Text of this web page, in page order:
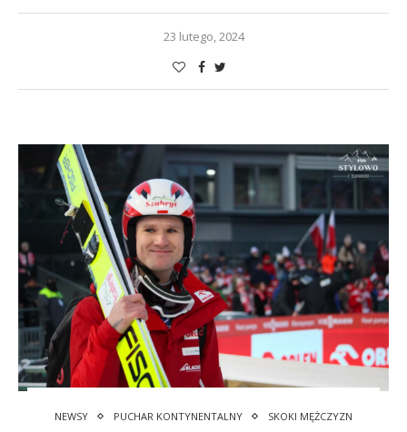
23 lutego, 2024
NEWSY PUCHAR KONTYNENTALNY SKOKI MĘŻCZYZN